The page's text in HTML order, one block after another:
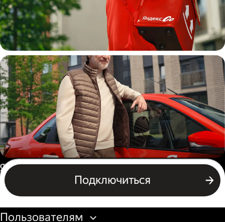
Пеший курьер
Автокурьер
Подключиться
Подключиться
Россия
Бизнесу
Пользователям